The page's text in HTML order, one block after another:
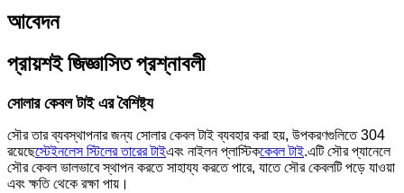
আবেদন
প্রায়শই জিজ্ঞাসিত প্রশ্নাবলী
সোলার কেবল টাই এর বৈশিষ্ট্য
সৌর তার ব্যবস্থাপনার জন্য সোলার কেবল টাই ব্যবহার করা হয়, উপকরণগুলিতে 304
রয়েছেস্টেইনলেস স্টিলের তারের টাইএবং নাইলন প্লাস্টিককেবল টাই.এটি সৌর প্যানেলে
সৌর কেবল ভালভাবে স্থাপন করতে সাহায্য করতে পারে, যাতে সৌর কেবলটি পড়ে যাওয়া
এবং ক্ষতি থেকে রক্ষা পায়।